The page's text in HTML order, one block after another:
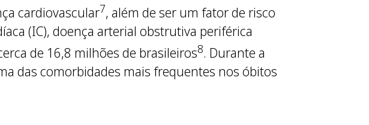
cardiovascular7, além de ser um fator de risco
(IC), doença arterial obstrutiva periférica
de 16,8 milhões de brasileiros8. Durante a
das comorbidades mais frequentes nos óbitos